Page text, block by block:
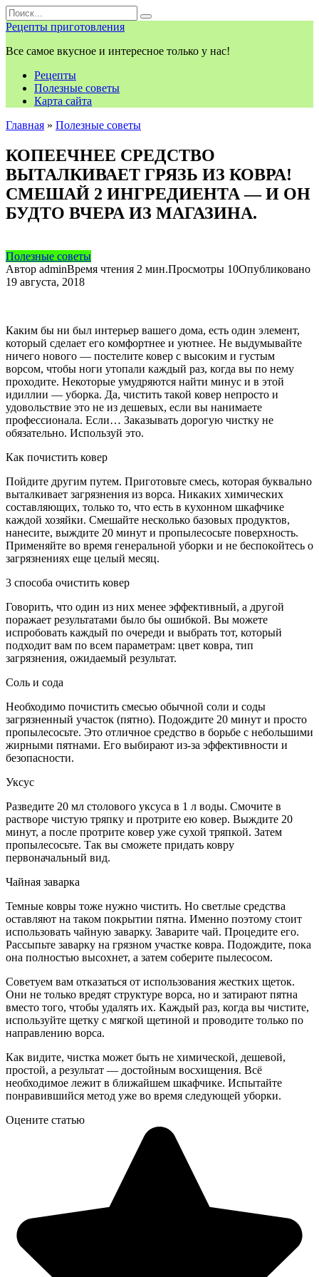
Перейти
к
контенту
Search
for:
Рецепты приготовления
Все самое вкусное и интересное только у нас!
Рецепты
Полезные советы
Карта сайта
Главная » Полезные советы
КОПЕЕЧНЕЕ СРЕДСТВО
ВЫТАЛКИВАЕТ ГРЯЗЬ ИЗ КОВРА!
СМЕШАЙ 2 ИНГРЕДИЕНТА — И ОН
БУДТО ВЧЕРА ИЗ МАГАЗИНА.
Полезные советы
Автор adminВремя чтения 2 мин.Просмотры 10Опубликовано
19 августа, 2018
Каким бы ни был интерьер вашего дома, есть один элемент,
который сделает его комфортнее и уютнее. Не выдумывайте
ничего нового — постелите ковер с высоким и густым
ворсом, чтобы ноги утопали каждый раз, когда вы по нему
проходите. Некоторые умудряются найти минус и в этой
идиллии — уборка. Да, чистить такой ковер непросто и
удовольствие это не из дешевых, если вы нанимаете
профессионала. Если… Заказывать дорогую чистку не
обязательно. Используй это.
Как почистить ковер
Пойдите другим путем. Приготовьте смесь, которая буквально
выталкивает загрязнения из ворса. Никаких химических
составляющих, только то, что есть в кухонном шкафчике
каждой хозяйки. Смешайте несколько базовых продуктов,
нанесите, выждите 20 минут и пропылесосьте поверхность.
Применяйте во время генеральной уборки и не беспокойтесь о
загрязнениях еще целый месяц.
3 способа очистить ковер
Говорить, что один из них менее эффективный, а другой
поражает результатами было бы ошибкой. Вы можете
испробовать каждый по очереди и выбрать тот, который
подходит вам по всем параметрам: цвет ковра, тип
загрязнения, ожидаемый результат.
Соль и сода
Необходимо почистить смесью обычной соли и соды
загрязненный участок (пятно). Подождите 20 минут и просто
пропылесосьте. Это отличное средство в борьбе с небольшими
жирными пятнами. Его выбирают из-за эффективности и
безопасности.
Уксус
Разведите 20 мл столового уксуса в 1 л воды. Смочите в
растворе чистую тряпку и протрите ею ковер. Выждите 20
минут, а после протрите ковер уже сухой тряпкой. Затем
пропылесосьте. Так вы сможете придать ковру
первоначальный вид.
Чайная заварка
Темные ковры тоже нужно чистить. Но светлые средства
оставляют на таком покрытии пятна. Именно поэтому стоит
использовать чайную заварку. Заварите чай. Процедите его.
Рассыпьте заварку на грязном участке ковра. Подождите, пока
она полностью высохнет, а затем соберите пылесосом.
Советуем вам отказаться от использования жестких щеток.
Они не только вредят структуре ворса, но и затирают пятна
вместо того, чтобы удалять их. Каждый раз, когда вы чистите,
используйте щетку с мягкой щетиной и проводите только по
направлению ворса.
Как видите, чистка может быть не химической, дешевой,
простой, а результат — достойным восхищения. Всё
необходимое лежит в ближайшем шкафчике. Испытайте
понравившийся метод уже во время следующей уборки.
Оцените статью